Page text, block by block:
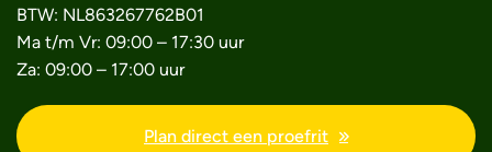
BTW: NL863267762B01
Ma t/m Vr: 09:00 – 17:30 uur
Za: 09:00 – 17:00 uur
Plan direct een proefrit